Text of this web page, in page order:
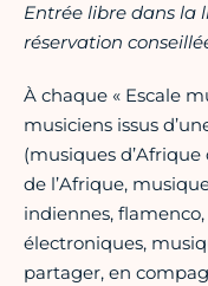
Entrée libre dans la
réservation
À chaque « Escale
musiciens issus
(musiques d’Afrique
de l’Afrique,
indiennes,
électroniques,
partager, en